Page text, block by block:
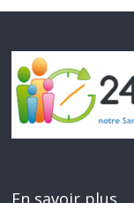
En savoir plus